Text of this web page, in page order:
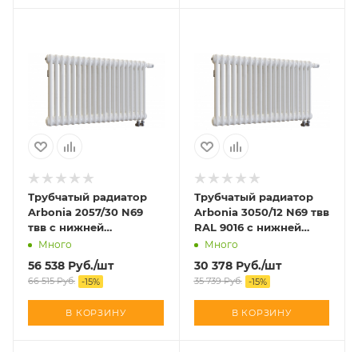
Трубчатый радиатор
Arbonia 2057/30 N69
твв с нижней
подводкой
Много
56 538 Руб./шт
66 515Руб. -15%
В КОРЗИНУ
Трубчатый радиатор
Arbonia 3050/12 N69 твв
RAL 9016 с нижней
подводкой
Много
30 378Руб./шт
35 739Руб. -15%
В КОРЗИНУ